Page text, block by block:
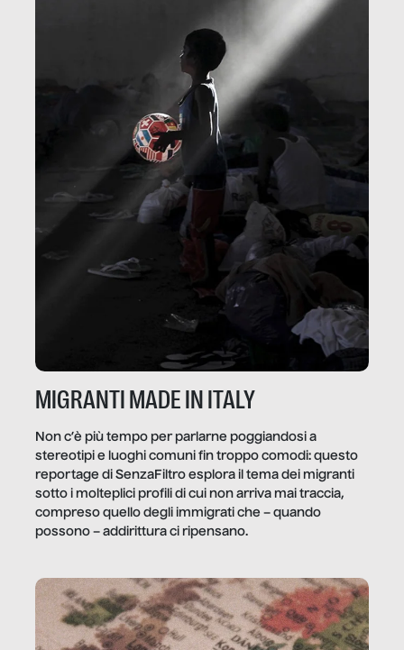
MIGRANTI MADE IN ITALY
Non c’è più tempo per parlarne poggiandosi a
stereotipi e luoghi comuni fin troppo comodi: questo
reportage di SenzaFiltro esplora il tema dei migranti
sotto i molteplici profili di cui non arriva mai traccia,
compreso quello degli immigrati che – quando
possono – addirittura ci ripensano.